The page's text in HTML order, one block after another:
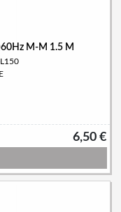
M-M 1.5 M
6,50 €